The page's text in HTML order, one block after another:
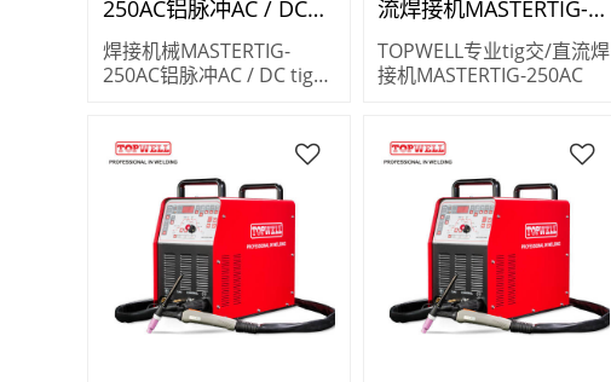
250AC铝脉冲AC / DC
tig焊机
焊接机械MASTERTIG-
250AC铝脉冲AC / DC tig焊
流焊接机MASTERTIG-
TOPWELL专业tig交/直流焊
接机MASTERTIG-250AC